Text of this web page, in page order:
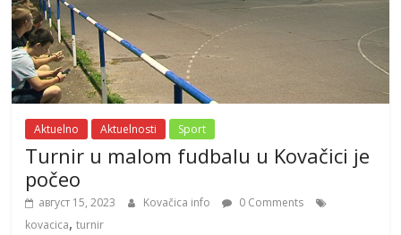
Aktuelno Aktuelnosti Sport
Turnir u malom fudbalu u Kovačici je
počeo
август 15, 2023 Kovačica info
0 Comments
kovacica,turnir